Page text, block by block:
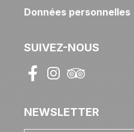
Données personnelles
SUIVEZ-NOUS
FacebookInstagramTripadvisor
NEWSLETTER